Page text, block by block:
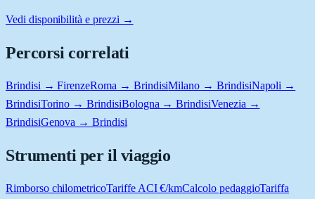
Vedi disponibilità e prezzi →
Percorsi correlati
Brindisi → FirenzeRoma → BrindisiMilano → BrindisiNapoli →
BrindisiTorino → BrindisiBologna → BrindisiVenezia →
BrindisiGenova → Brindisi
Strumenti per il viaggio
Rimborso chilometricoTariffe ACI €/kmCalcolo pedaggioTariffa